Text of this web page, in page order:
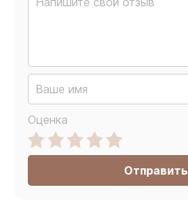
Оценка
Отправить